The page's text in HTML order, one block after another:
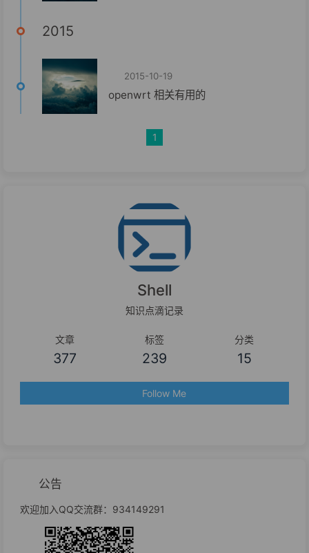
2015
2015-10-19
openwrt 相关有用的
1
Shell
知识点滴记录
文章
377
标签
239
分类
15
Follow Me
公告
欢迎加入QQ交流群：934149291